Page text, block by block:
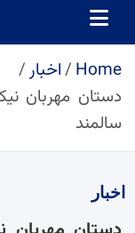
Home
اخبار
سالمند
اخبار